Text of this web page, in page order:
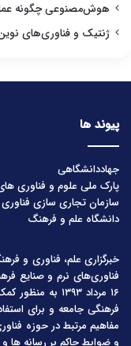
هوش‌مصنوعی چگونه
ژنتیک و فناوری‌های
پیوند ها
جهاددانشگاهی
پارک ملی علوم و فناوری
سازمان تجاری سازی
دانشگاه علم و فرهنگ
خبرگزاری علم، فناوری و
فناوری‌های نرم و صنایع
۱۶ مرداد ۱۳۹۳
فرهنگی جامعه و برای
مفاهیم مرتبط در حوزه
و ضوابط حاکم بر رسانه